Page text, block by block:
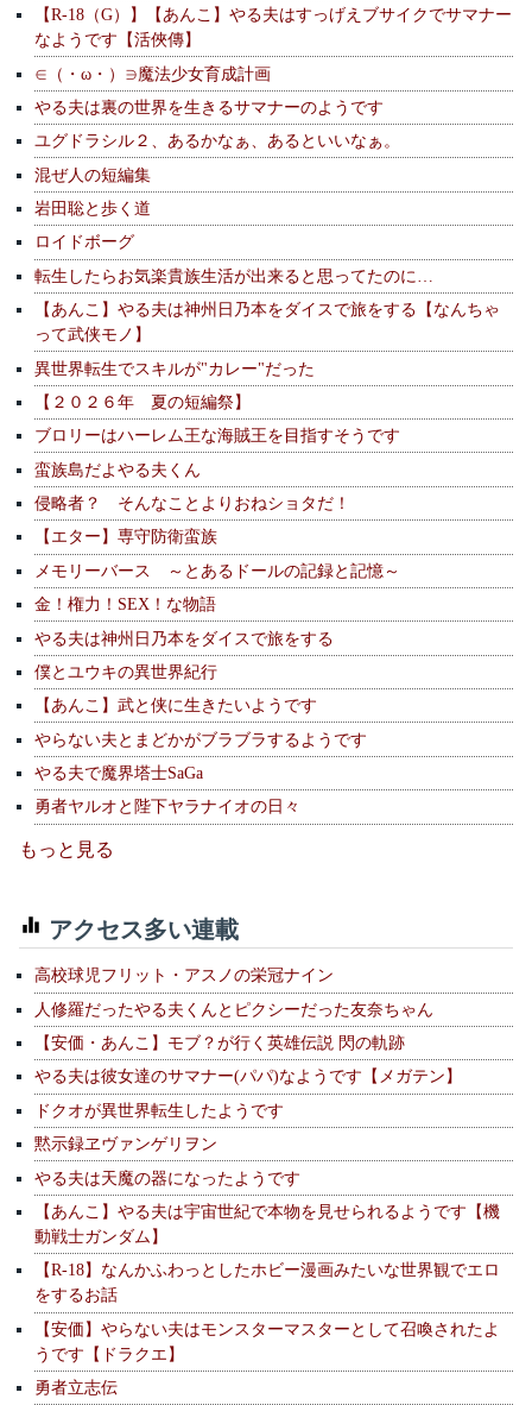
【R-18（G）】【あんこ】やる夫はすっげえブサイクでサマナー
なようです【活俠傳】
∈（・ω・）∋魔法少女育成計画
やる夫は裏の世界を生きるサマナーのようです
ユグドラシル２、あるかなぁ、あるといいなぁ。
混ぜ人の短編集
岩田聡と歩く道
ロイドボーグ
転生したらお気楽貴族生活が出来ると思ってたのに…
【あんこ】やる夫は神州日乃本をダイスで旅をする【なんちゃ
って武侠モノ】
異世界転生でスキルが"カレー"だった
【２０２６年 夏の短編祭】
ブロリーはハーレム王な海賊王を目指すそうです
蛮族島だよやる夫くん
侵略者？ そんなことよりおねショタだ！
【エター】専守防衛蛮族
メモリーバース ～とあるドールの記録と記憶～
金！権力！SEX！な物語
やる夫は神州日乃本をダイスで旅をする
僕とユウキの異世界紀行
【あんこ】武と侠に生きたいようです
やらない夫とまどかがブラブラするようです
やる夫で魔界塔士SaGa
勇者ヤルオと陛下ヤラナイオの日々
もっと見る
アクセス多い連載
高校球児フリット・アスノの栄冠ナイン
人修羅だったやる夫くんとピクシーだった友奈ちゃん
【安価・あんこ】モブ？が行く英雄伝説 閃の軌跡
やる夫は彼女達のサマナー(パパ)なようです【メガテン】
ドクオが異世界転生したようです
黙示録ヱヴァンゲリヲン
やる夫は天魔の器になったようです
【あんこ】やる夫は宇宙世紀で本物を見せられるようです【機
動戦士ガンダム】
【R-18】なんかふわっとしたホビー漫画みたいな世界観でエロ
をするお話
【安価】やらない夫はモンスターマスターとして召喚されたよ
うです【ドラクエ】
勇者立志伝